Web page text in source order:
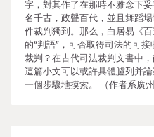
字，對其作了在那時不雅念下
名千古，政聲百代，並且舞蹈
件裁判獨到。那么，白居易《
的“判語”，可否取得司法的可
裁判？在古代司法裁判文書中
這篇小文可以或許具體臚列并
一個步驟地摸索。 （作者系廣